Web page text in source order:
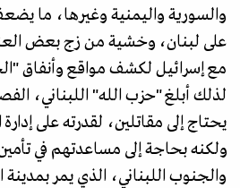
والسورية واليمنية وغيرها، ما
على لبنان، وخشية من زج بعض
مع إسرائيل لكشف مواقع وأنفاق
لذلك أبلغ "حزب الله" اللبناني،
يحتاج إلى مقاتلين، لقدرته على إدارة
ولكنه بحاجة إلى مساعدتهم في
والجنوب اللبناني، الذي يمر بمدينة